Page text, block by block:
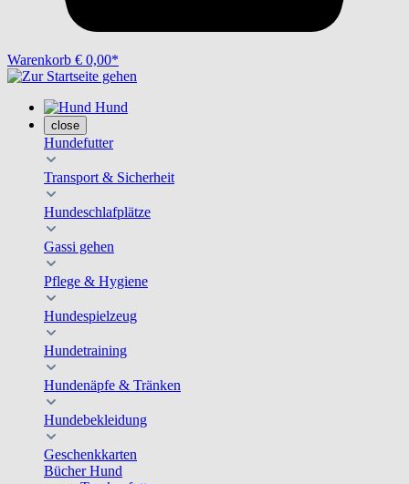
Warenkorb € 0,00*
Hund
close
Hundefutter
Transport & Sicherheit
Hundeschlafplätze
Gassi gehen
Pflege & Hygiene
Hundespielzeug
Hundetraining
Hundenäpfe & Tränken
Hundebekleidung
Geschenkkarten
Bücher Hund